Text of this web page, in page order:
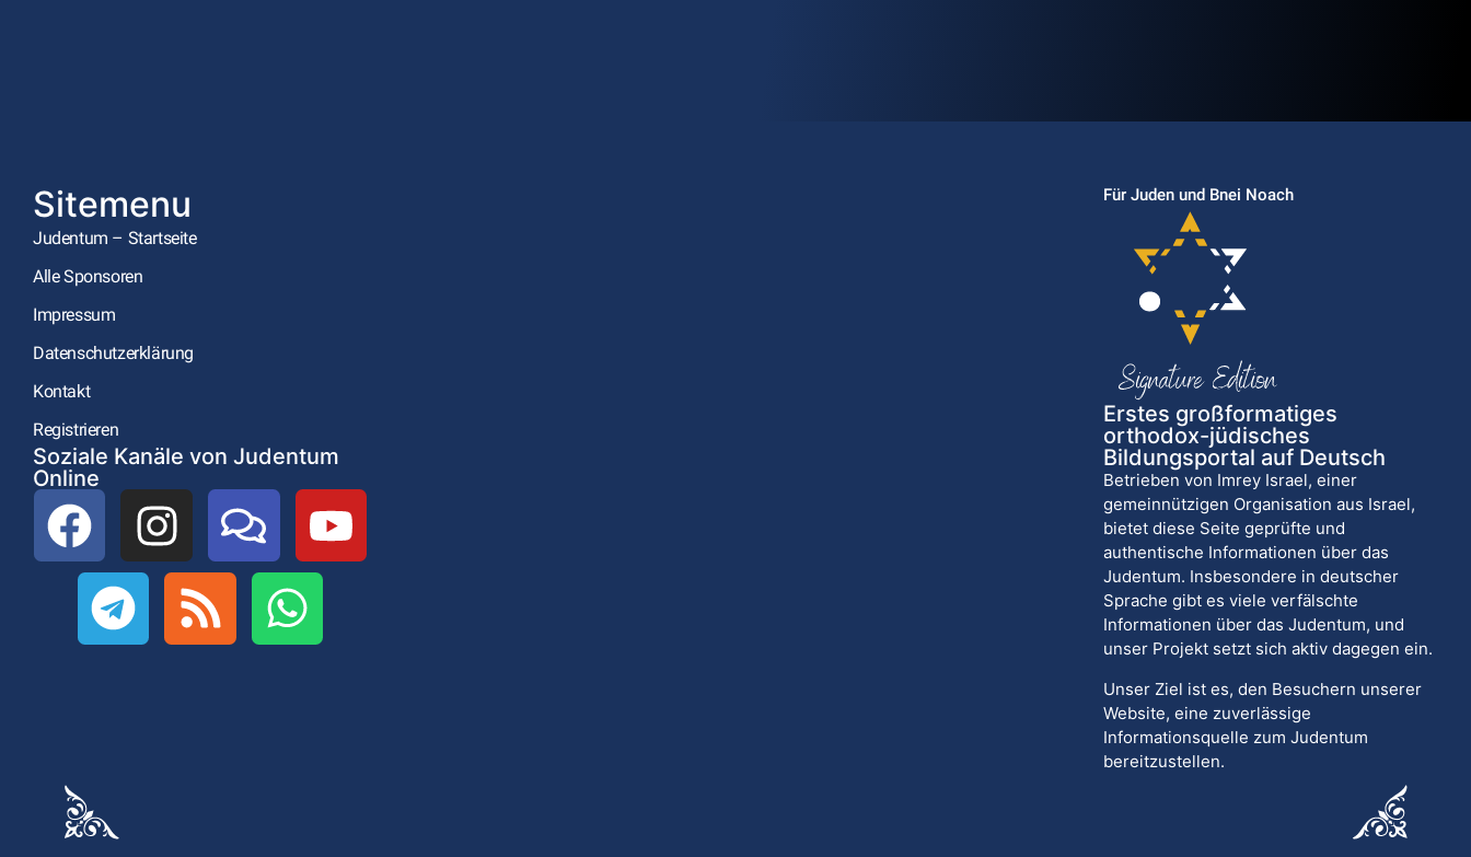
Sitemenu
Judentum – Startseite
Alle Sponsoren
Impressum
Datenschutzerklärung
Kontakt
Registrieren
Soziale Kanäle von Judentum
Online
Für Juden und Bnei Noach
Erstes großformatiges
orthodox-jüdisches
Bildungsportal auf Deutsch
Betrieben von Imrey Israel, einer
gemeinnützigen Organisation aus Israel,
bietet diese Seite geprüfte und
authentische Informationen über das
Judentum. Insbesondere in deutscher
Sprache gibt es viele verfälschte
Informationen über das Judentum, und
unser Projekt setzt sich aktiv dagegen ein.
Unser Ziel ist es, den Besuchern unserer
Website, eine zuverlässige
Informationsquelle zum Judentum
bereitzustellen.